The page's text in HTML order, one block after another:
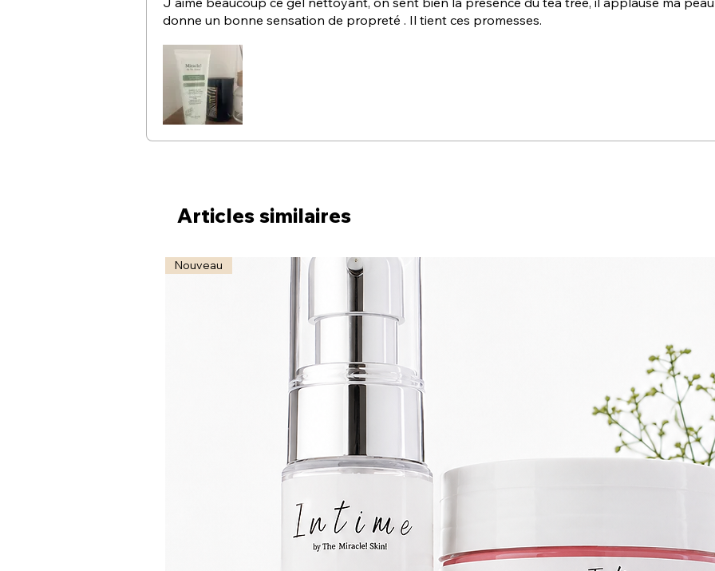
donne un bonne sensation de propreté . Il tient ces promesses.
Articles similaires
Nouveau